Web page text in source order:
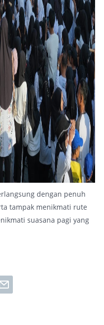
dengan penuh
tampak menikmati rute
suasana pagi yang